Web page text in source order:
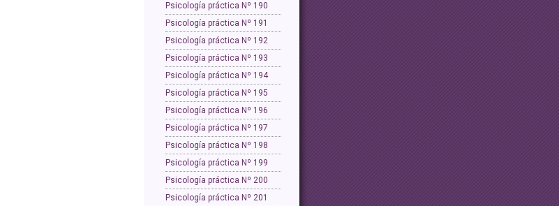
Psicología práctica Nº 190
Psicología práctica Nº 191
Psicología práctica Nº 192
Psicología práctica Nº 193
Psicología práctica Nº 194
Psicología práctica Nº 195
Psicología práctica Nº 196
Psicología práctica Nº 197
Psicología práctica Nº 198
Psicología práctica Nº 199
Psicología práctica Nº 200
Psicología práctica Nº 201